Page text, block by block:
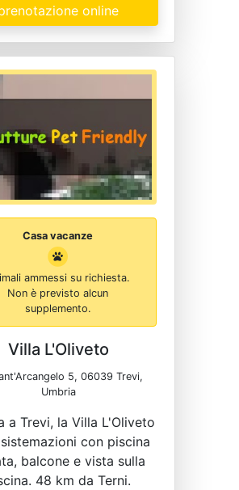
online
Casa vacanze
ammessi su richiesta.
Non è previsto alcun
supplemento.
Villa L'Oliveto
5, 06039 Trevi,
Umbria
a Trevi, la Villa L'Oliveto
con piscina
balcone e vista sulla
48 km da Terni.